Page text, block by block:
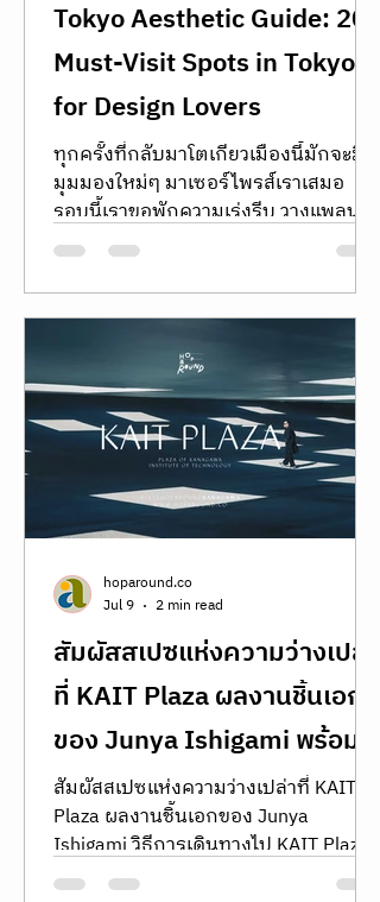
Tokyo Aesthetic Guide: 20
Must-Visit Spots in Tokyo
for Design Lovers
ทุกครั้งที่กลับมาโตเกียวเมืองนี้มักจะมี
มุมมองใหม่ๆ มาเซอร์ไพรส์เราเสมอ
รอบนี้เราขอพักความเร่งรีบ วางแพลนที่
แน่นเอี๊ยดทิ้งไป แล้วปล่อยใจให้ช้าลงเพื่อ
ซึมซับ "ดีเทล" ของเมืองที่ขึ้นชื่อเรื่อง
ความละเมียดละไมที่สุดแห่งหนึ่งของโลก
This trip is all about redefining luxury.
สำหรับเรา มันไม่ใช่เรื่องของความหวือ
หวา แต่คือ Slow Luxury — การให้เวลา
กับสเปซ งานคราฟต์ และ Aesthetic ที่
ซ่อนตัวอยู่ตามซอกซอย ตั้งแต่งาน
สถาปัตยกรรมระดับ Masterpiece
ปรัชญา Japandi ได้อย่างสมบูรณ์แบบ
ไปจนถึง Art S
hoparound.co
Jul 19
10 min read
สัมผัสสเปซแห่งความว่างเปล่า
ที่ KAIT Plaza ผลงานชิ้นเอก
ของ Junya Ishigami พร้อม
วิธีการเดินทาง Kanagawa
สัมผัสสเปซแห่งความว่างเปล่าที่ KAIT
hoparound.co
Jul 9
2 min read